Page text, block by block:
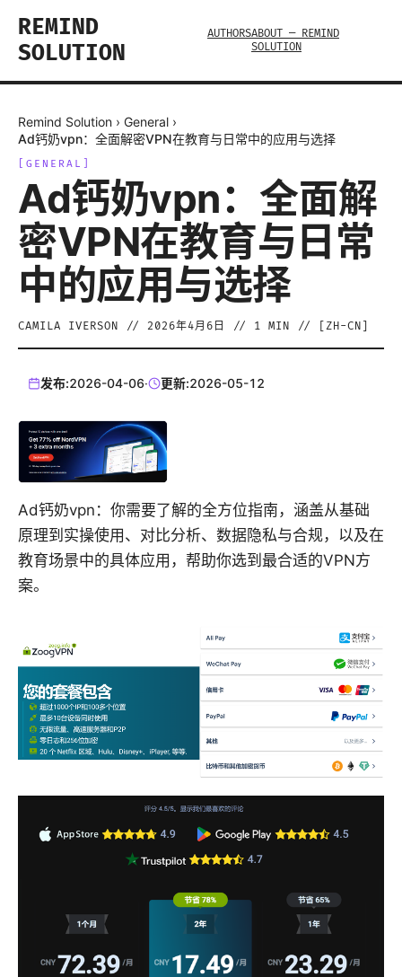
REMIND
SOLUTION
AUTHORSABOUT — REMIND
SOLUTION
Remind Solution › General ›
Ad钙奶vpn：全面解密VPN在教育与日常中的应用与选择
GENERAL
Ad钙奶vpn：全面解
密VPN在教育与日常
中的应用与选择
CAMILA IVERSON // 2026年4月6日 // 1 MIN // [ ZH-CN
发布:2026-04-06· 更新:2026-05-12
Ad钙奶vpn：你需要了解的全方位指南，涵盖从基础
原理到实操使用、对比分析、数据隐私与合规，以及在
教育场景中的具体应用，帮助你选到最合适的VPN方
案。